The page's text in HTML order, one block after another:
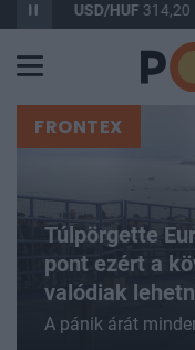
USD/HUF 314,20 -0,87%
FRONTEX
Túlpörgette
pont ezért a
valódiak
A pánik árát